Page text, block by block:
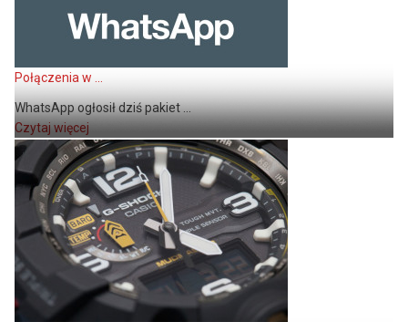
Połączenia w ...
WhatsApp ogłosił dziś pakiet ...
Czytaj więcej